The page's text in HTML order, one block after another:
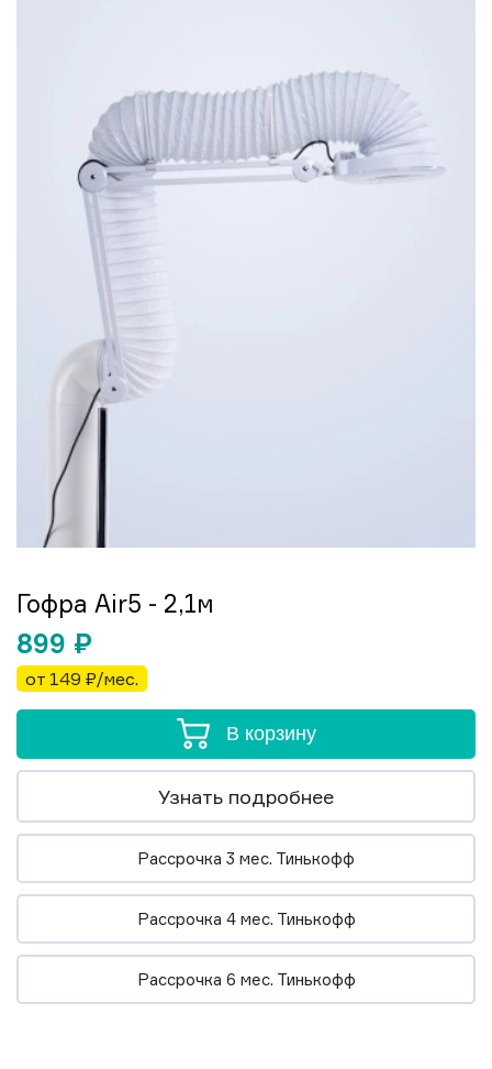
Гофра Air5 - 2,1м
899 ₽
от 149 ₽/мес.
В корзину
Узнать подробнее
Рассрочка 3 мес. Тинькофф
Рассрочка 4 мес. Тинькофф
Рассрочка 6 мес. Тинькофф